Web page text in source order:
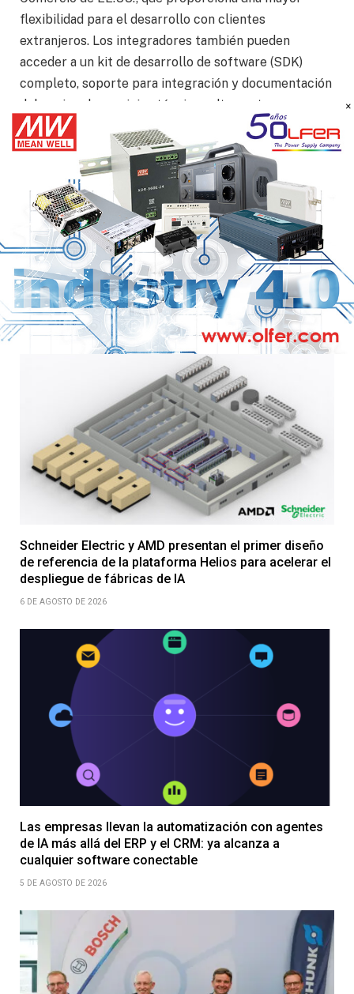
flexibilidad para el desarrollo con clientes
extranjeros. Los integradores también pueden
acceder a un kit de desarrollo de software (SDK)
completo, soporte para integración y documentación
del equipo de servicios técnicos altamente
cualificado de Teledyne FLIR OEM.
Para más información sobre la serie Neutrino ISR,
visitewww.oem.flir.com/products/neutrino-ground-
isr-series.
Teledyne FLIR OEM
También podría interesarte
Schneider Electric y AMD presentan el primer diseño
de referencia de la plataforma Helios para acelerar el
despliegue de fábricas de IA
6 DE AGOSTO DE 2026
Las empresas llevan la automatización con agentes
de IA más allá del ERP y el CRM: ya alcanza a
cualquier software conectable
5 DE AGOSTO DE 2026
×